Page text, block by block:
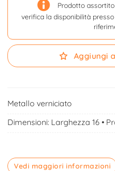
Prodotto
verifica la disponibilità
Aggiungi
Metallo verniciato
Dimensioni: Larghezza 16 •
Vedi maggiori informazioni